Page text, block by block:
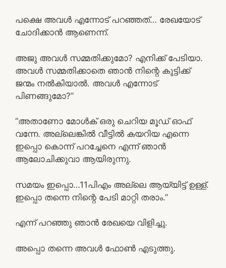
പക്ഷെ അവൾ എന്നോട് പറഞ്ഞത്… രേഖയോട്
ചോദിക്കാൻ ആണെന്ന്.
അജു അവൾ സമ്മതിക്കുമോ? എനിക്ക് പേടിയാ.
അവൾ സമ്മതിക്കാതെ ഞാൻ നിന്റെ കുട്ടിക്ക്
ജന്മം നൽകിയാൽ. അവൾ എന്നോട്
പിണങ്ങുമോ?”
“അതാണോ മോൾക് ഒരു ചെറിയ മൂഡ് ഓഫ്‌
വന്നേ. അല്ലെങ്കിൽ വീട്ടിൽ കയറിയ എന്നെ
ഇപ്പൊ കൊന്ന് പറച്ചേനെ എന്ന് ഞാൻ
ആലോചിക്കുവാ ആയിരുന്നു.
സമയം ഇപ്പൊ…11പിഎം അല്ലെ ആയ്യിട്ട് ഉള്ള്.
ഇപ്പൊ തന്നെ നിന്റെ പേടി മാറ്റി തരാം.”
എന്ന് പറഞ്ഞു ഞാൻ രേഖയെ വിളിച്ചു.
അപ്പൊ തന്നെ അവൾ ഫോൺ എടുത്തു.